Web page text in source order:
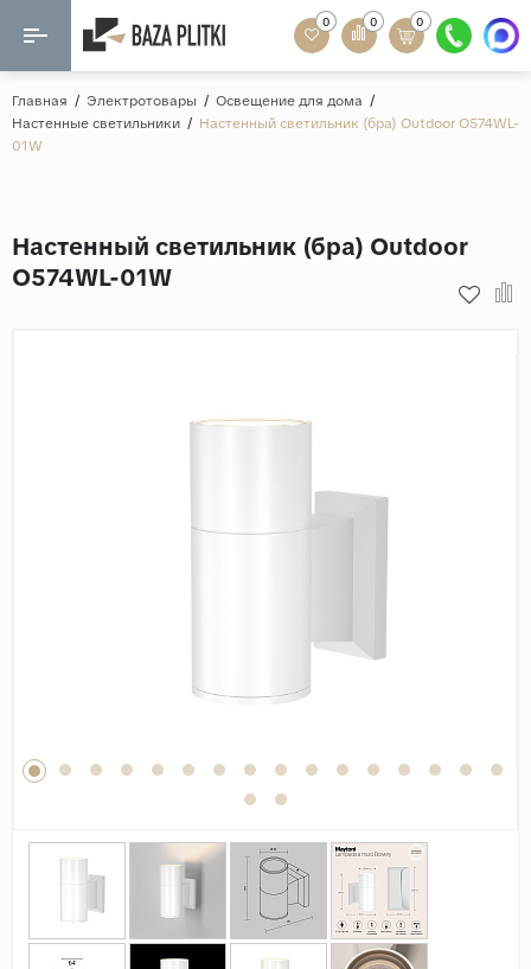
Назад
Керамогранит
20x120
Матовая
Лаппатированная
Сатинированная
Мозаика
0 0 0
Главная / Электротовары / Освещение для дома /
Настенные светильники / Настенный светильник (бра) Outdoor O574WL-
01W
Настенный светильник (бра) Outdoor
O574WL-01W